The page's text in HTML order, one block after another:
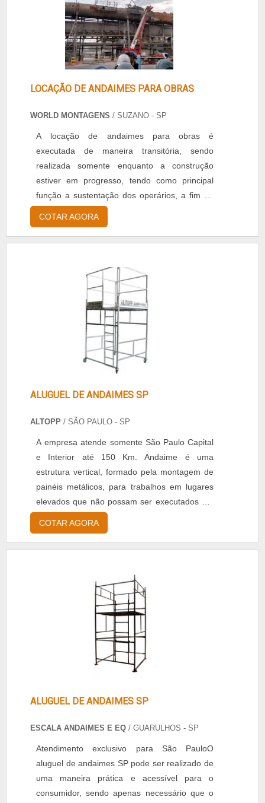
LOCAÇÃO DE ANDAIMES PARA OBRAS
WORLD MONTAGENS / SUZANO - SP
A locação de andaimes para obras é
executada de maneira transitória, sendo
realizada somente enquanto a construção
estiver em progresso, tendo como principal
função a sustentação dos operários, a fim de
assegurar que eles desenvolvam as tarefas da
forma mais segura possível na obra. Porém
alguns quesitos, são eles: Corte realizado no
tubos, Pintura final, Pintur....
COTAR AGORA
ALUGUEL DE ANDAIMES SP
ALTOPP / SÃO PAULO - SP
A empresa atende somente São Paulo Capital
e Interior até 150 Km. Andaime é uma
estrutura vertical, formado pela montagem de
painéis metálicos, para trabalhos em lugares
elevados que não possam ser executados em
condições de segurança a partir do piso. O
andaime autotravante da Altopp tem como
tem menos peças, melhor ergonomia para os
que manuseiam e região in....
COTAR AGORA
ALUGUEL DE ANDAIMES SP
ESCALA ANDAIMES E EQ / GUARULHOS - SP
Atendimento exclusivo para São PauloO
aluguel de andaimes SP pode ser realizado de
uma maneira prática e acessível para o
consumidor, sendo apenas necessário que o